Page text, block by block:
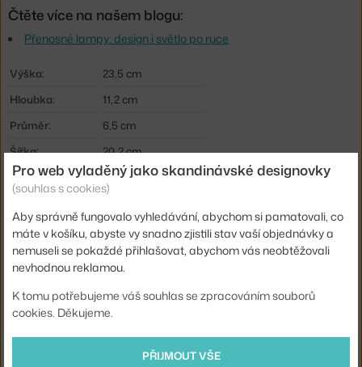
Čtěte více na našem blogu:
Přenosné lampy: design i světlo po ruce
Výška:
23,5 cm
Hloubka:
11,2 cm
Průměr:
6,5 cm
Šířka:
20,2 cm
Hmotnost:
0,49 kg
Materiál:
ABS plast
Hlavní materiál:
plast
Stmívatelné:
ano, vestavěný
Pro web vyladěný jako skandinávské designovky
(souhlas s cookies)
Aby správně fungovalo vyhledávání, abychom si pamatovali, co
máte v košíku, abyste vy snadno zjistili stav vaší objednávky a
nemuseli se pokaždé přihlašovat, abychom vás neobtěžovali
nevhodnou reklamou.
K tomu potřebujeme váš souhlas se zpracováním souborů
cookies. Děkujeme.
PŘIJMOUT VŠE